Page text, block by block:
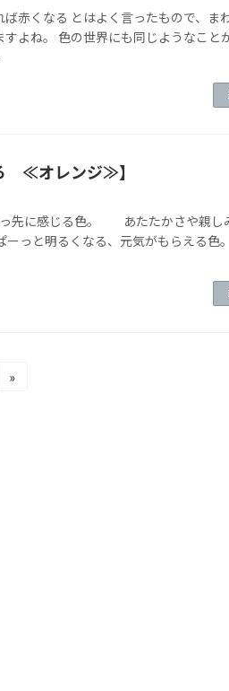
ば赤くなる とはよく言ったもので、ま
すよね。 色の世界にも同じようなこと
≪オレンジ≫】
っ先に感じる色。 あたたかさや親し
っと明るくなる、元気がもらえる色
»